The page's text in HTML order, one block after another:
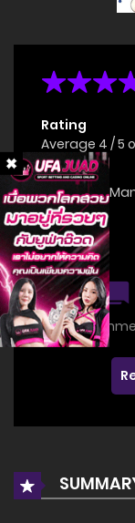
Rating
Average 4 /5
Genre(s)
Doujinshi,
Status
OnGoing
0